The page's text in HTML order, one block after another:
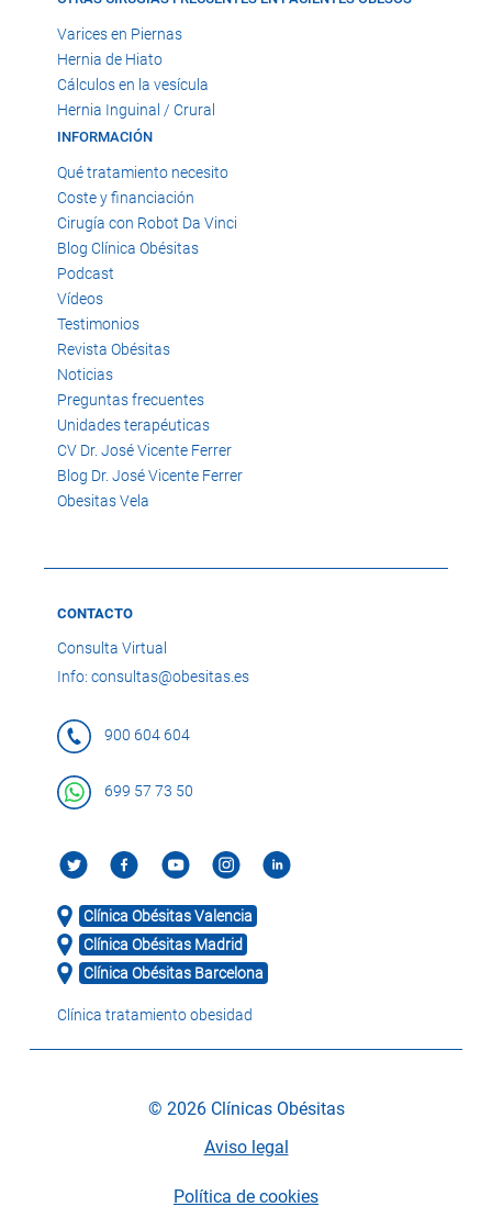
Varices en Piernas
Hernia de Hiato
Cálculos en la vesícula
Hernia Inguinal / Crural
INFORMACIÓN
Qué tratamiento necesito
Coste y financiación
Cirugía con Robot Da Vinci
Blog Clínica Obésitas
Podcast
Vídeos
Testimonios
Revista Obésitas
Noticias
Preguntas frecuentes
Unidades terapéuticas
CV Dr. José Vicente Ferrer
Blog Dr. José Vicente Ferrer
Obesitas Vela
CONTACTO
Consulta Virtual
Info: consultas@obesitas.es
900 604 604
699 57 73 50
Clínica Obésitas Valencia
Clínica Obésitas Madrid
Clínica Obésitas Barcelona
Clínica tratamiento obesidad
© 2026 Clínicas Obésitas
Aviso legal
Política de cookies